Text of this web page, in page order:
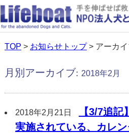
TOP > お知らせトップ> アーカ
月別アーカイブ: 2018年2月
2018年2月21日
【3/7追
実施されている、カレ